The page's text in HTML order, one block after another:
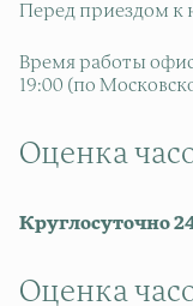
Перед приездом к
Время работы
19:00 (по
Оценка
Круглосуточно
Оценка